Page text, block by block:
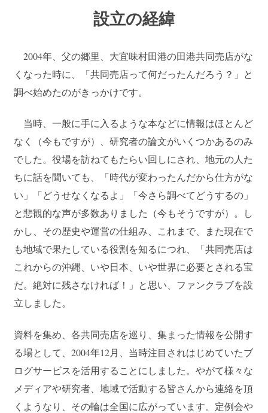
ファンクラブ
ブログ
SITEMAP
ENGLISH
設立の経緯
2004年、父の郷里、大宜味村田港の田港共同売店がな
くなった時に、「共同売店って何だったんだろう？」と
調べ始めたのがきっかけです。
当時、一般に手に入るような本などに情報はほとんど
なく（今もですが）、研究者の論文がいくつかあるのみ
でした。役場を訪ねてもたらい回しにされ、地元の人た
ちに話を聞いても、「時代が変わったんだから仕方がな
い」「どうせなくなるよ」「今さら調べてどうするの」
と悲観的な声が多数ありました（今もそうですが）。し
かし、その歴史や運営の仕組み、これまで、また現在で
も地域で果たしている役割を知るにつれ、「共同売店は
これからの沖縄、いや日本、いや世界に必要とされる宝
だ。絶対に残さなければ！」と思い、ファンクラブを設
立しました。
資料を集め、各共同売店を巡り、集まった情報を公開す
る場として、2004年12月、当時注目されはじめていたブ
ログサービスを活用することにしました。やがて様々な
メディアや研究者、地域で活動する皆さんから連絡を頂
くようなり、その輪は全国に広がっています。定例会や